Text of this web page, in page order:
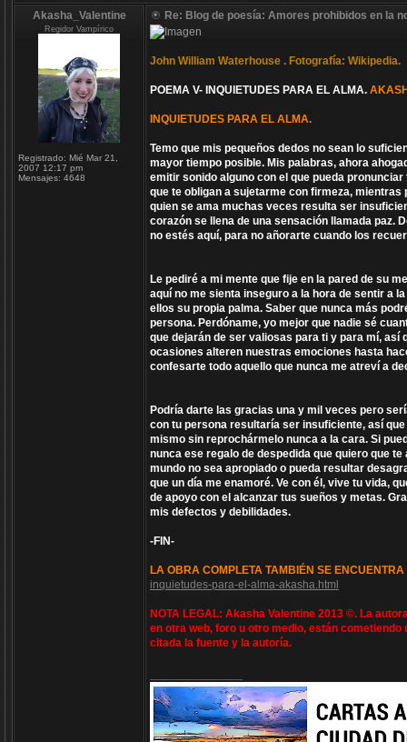
Akasha_Valentine
Regidor Vampírico
Registrado: Mié Mar 21,
2007 12:17 pm
Mensajes: 4648
Re: Blog de poesía: Amores prohibidos en la
John William Waterhouse . Fotografía: Wikipedia.
POEMA V- INQUIETUDES PARA EL ALMA.
INQUIETUDES PARA EL ALMA.
Temo que mis pequeños dedos no sean lo
mayor tiempo posible. Mis palabras, ahora
emitir sonido alguno con el que pueda
que te obligan a sujetarme con firmeza,
quien se ama muchas veces resulta ser
corazón se llena de una sensación llamada paz.
no estés aquí, para no añorarte cuando los
Le pediré a mi mente que fije en la pared de su
aquí no me sienta inseguro a la hora de sentir a
ellos su propia palma. Saber que nunca más
persona. Perdóname, yo mejor que nadie sé
que dejarán de ser valiosas para ti y para mí,
ocasiones alteren nuestras emociones hasta
confesarte todo aquello que nunca me atreví a
Podría darte las gracias una y mil veces pero
con tu persona resultaría ser insuficiente, así
mismo sin reprochármelo nunca a la cara. Si
nunca ese regalo de despedida que quiero que
mundo no sea apropiado o pueda resultar
que un día me enamoré. Ve con él, vive tu vida,
de apoyo con el alcanzar tus sueños y metas.
mis defectos y debilidades.
-FIN-
LA OBRA COMPLETA TAMBIÉN SE
inquietudes-para-el-alma-akasha.html
NOTA LEGAL: Akasha Valentine 2013 ©. La
en otra web, foro u otro medio, están
citada la fuente y la autoría.